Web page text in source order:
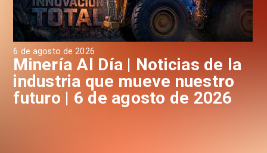
6 de agosto de 2026
Minería Al Día | Noticias de la
industria que mueve nuestro
futuro | 6 de agosto de 2026